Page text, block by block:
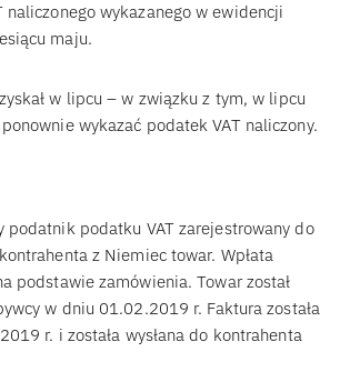
naliczonego wykazanego w ewidencji
maju.
w lipcu – w związku z tym, w lipcu
wykazać podatek VAT naliczony.
podatnik podatku VAT zarejestrowany do
z Niemiec towar. Wpłata
podstawie zamówienia. Towar został
w dniu 01.02.2019 r. Faktura została
r. i została wysłana do kontrahenta